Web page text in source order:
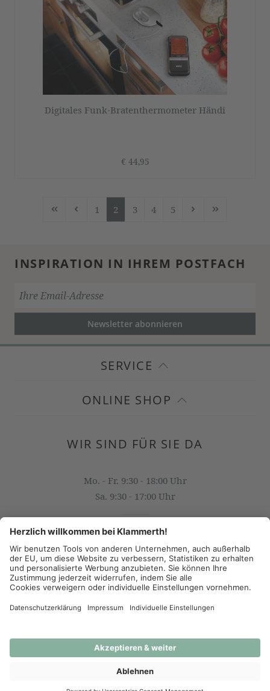
Digitales Funk-Bratenthermometer Händi
€ 44,95
Seite
1 Seite
2 Seite
3 Seite
4 Seite
5
INSPIRATION IN IHREM POSTFACH
Newsletter abonnieren
SERVICE
ONLINE SHOP
WIR SIND FÜR SIE DA
Mo. - Fr. 9:30 - 18:00 Uhr
Sa. 9:30 - 17:00 Uhr
OFFICE@KLAMMERTH.AT
+43 316 825 618 0
(c) 2026 - J.K. Klammerth, Josef Hahns Erben KG